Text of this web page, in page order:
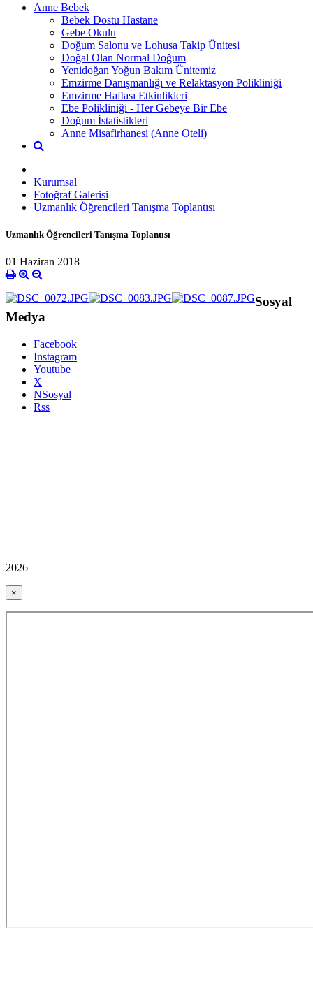
Anne Bebek
Bebek Dostu Hastane
Gebe Okulu
Doğum Salonu ve Lohusa Takip Ünitesi
Doğal Olan Normal Doğum
Yenidoğan Yoğun Bakım Ünitemiz
Emzirme Danışmanlığı ve Relaktasyon Polikliniği
Emzirme Haftası Etkinlikleri
Ebe Polikliniği - Her Gebeye Bir Ebe
Doğum İstatistikleri
Anne Misafirhanesi (Anne Oteli)
Kurumsal
Fotoğraf Galerisi
Uzmanlık Öğrencileri Tanışma Toplantısı
Uzmanlık Öğrencileri Tanışma Toplantısı
01 Haziran 2018
Sosyal
Medya
Facebook
Instagram
Youtube
X
NSosyal
Rss
2026
×